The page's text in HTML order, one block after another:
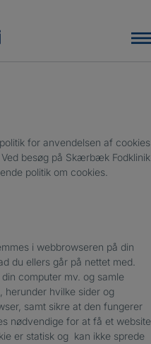
for anvendelsen af cookies
besøg på Skærbæk Fodklinik
politik om cookies.
i webbrowseren på din
du ellers går på nettet med.
computer mv. og samle
hvilke sider og
samt sikre at den fungerer
nødvendige for at få et website
er statisk og kan ikke sprede